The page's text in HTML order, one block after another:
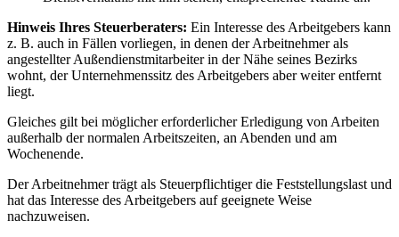
Hinweis Ihres Steuerberaters: Ein Interesse des Arbeitgebers kann
z. B. auch in Fällen vorliegen, in denen der Arbeitnehmer als
angestellter Außendienstmitarbeiter in der Nähe seines Bezirks
wohnt, der Unternehmenssitz des Arbeitgebers aber weiter entfernt
liegt.
Gleiches gilt bei möglicher erforderlicher Erledigung von Arbeiten
außerhalb der normalen Arbeitszeiten, an Abenden und am
Wochenende.
Der Arbeitnehmer trägt als Steuerpflichtiger die Feststellungslast und
hat das Interesse des Arbeitgebers auf geeignete Weise
nachzuweisen.